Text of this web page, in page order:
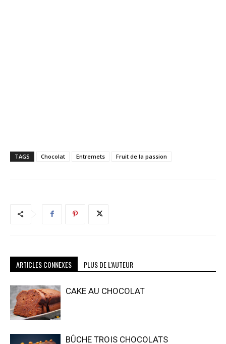
TAGS Chocolat Entremets Fruit de la passion
ARTICLES CONNEXES PLUS DE L'AUTEUR
CAKE AU CHOCOLAT
BÛCHE TROIS CHOCOLATS